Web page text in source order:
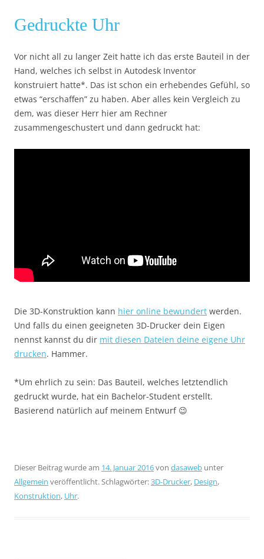
Gedruckte Uhr
Vor nicht all zu langer Zeit hatte ich das erste Bauteil in der
Hand, welches ich selbst in Autodesk Inventor
konstruiert hatte*. Das ist schon ein erhebendes Gefühl, so
etwas “erschaffen” zu haben. Aber alles kein Vergleich zu
dem, was dieser Herr hier am Rechner
zusammengeschustert und dann gedruckt hat:
Die 3D-Konstruktion kann hier online bewundert werden.
Und falls du einen geeigneten 3D-Drucker dein Eigen
nennst kannst du dir mit diesen Dateien deine eigene Uhr
drucken. Hammer.
*Um ehrlich zu sein: Das Bauteil, welches letztendlich
gedruckt wurde, hat ein Bachelor-Student erstellt.
Basierend natürlich auf meinem Entwurf 😉
Dieser Beitrag wurde am 14. Januar 2016von dasaweb unter
Allgemein veröffentlicht. Schlagwörter:3D-Drucker, Design,
Konstruktion, Uhr.